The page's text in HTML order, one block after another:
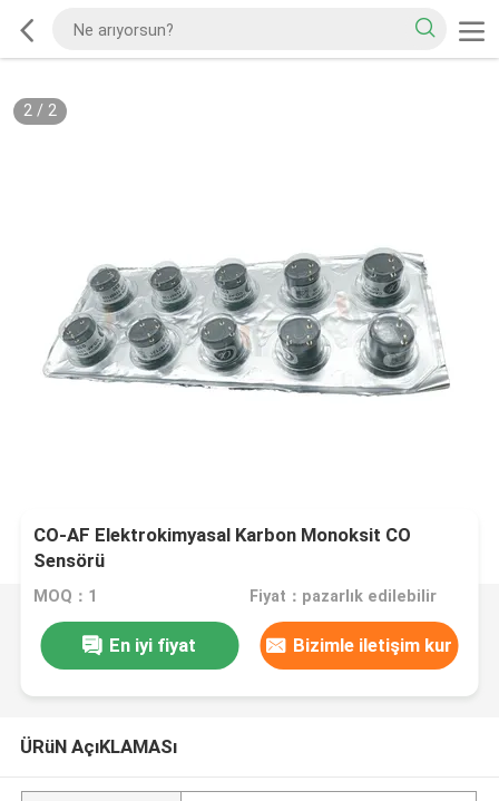
2/ 2
CO-AF Elektrokimyasal Karbon Monoksit CO
Sensörü
MOQ：1 Fiyat：pazarlık edilebilir
En iyi fiyat Bizimle iletişim kur
ÜRüN AçıKLAMASı